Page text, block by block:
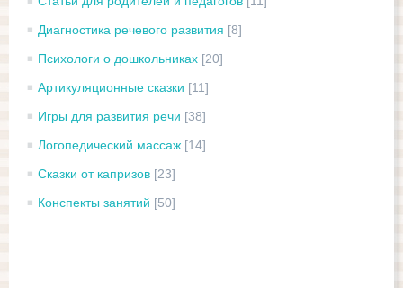
Диагностика речевого развития [8]
Психологи о дошкольниках [20]
Артикуляционные сказки [11]
Игры для развития речи [38]
Логопедический массаж [14]
Сказки от капризов [23]
Конспекты занятий [50]